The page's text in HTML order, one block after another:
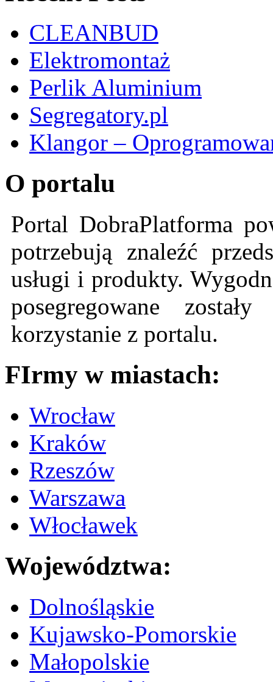
CLEANBUD
Elektromontaż
Perlik Aluminium
Segregatory.pl
Klangor –
O portalu
Portal DobraPlatforma
potrzebują znaleźć
usługi i produkty.
posegregowane
korzystanie z portalu.
FIrmy w miastach:
Wrocław
Kraków
Rzeszów
Warszawa
Włocławek
Województwa:
Dolnośląskie
Kujawsko-Pomorskie
Małopolskie